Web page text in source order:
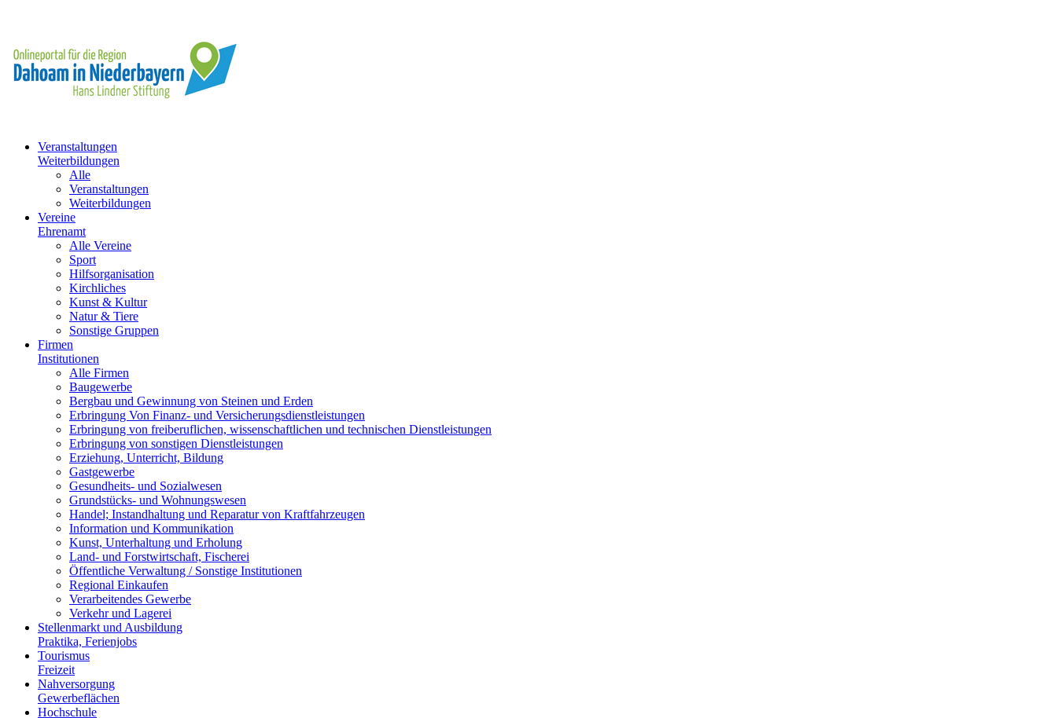
Veranstaltungen
Weiterbildungen
Alle
Veranstaltungen
Weiterbildungen
Vereine
Ehrenamt
Alle Vereine
Sport
Hilfsorganisation
Kirchliches
Kunst & Kultur
Natur & Tiere
Sonstige Gruppen
Firmen
Institutionen
Alle Firmen
Baugewerbe
Bergbau und Gewinnung von Steinen und Erden
Erbringung Von Finanz- und Versicherungsdienstleistungen
Erbringung von freiberuflichen, wissenschaftlichen und technischen Dienstleistungen
Erbringung von sonstigen Dienstleistungen
Erziehung, Unterricht, Bildung
Gastgewerbe
Gesundheits- und Sozialwesen
Grundstücks- und Wohnungswesen
Handel; Instandhaltung und Reparatur von Kraftfahrzeugen
Information und Kommunikation
Kunst, Unterhaltung und Erholung
Land- und Forstwirtschaft, Fischerei
Öffentliche Verwaltung / Sonstige Institutionen
Regional Einkaufen
Verarbeitendes Gewerbe
Verkehr und Lagerei
Stellenmarkt und Ausbildung
Praktika, Ferienjobs
Tourismus
Freizeit
Nahversorgung
Gewerbeflächen
Hochschule